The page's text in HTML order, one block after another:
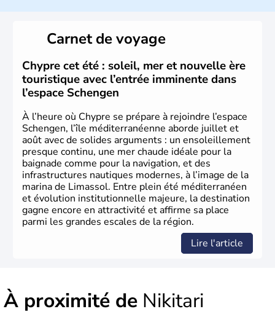
La superficie totale de l'île dépasse les 9000 km2.
Carnet de voyage
Chypre cet été : soleil, mer et nouvelle ère
touristique avec l’entrée imminente dans
l’espace Schengen
À l’heure où Chypre se prépare à rejoindre l’espace
Schengen, l’île méditerranéenne aborde juillet et
août avec de solides arguments : un ensoleillement
presque continu, une mer chaude idéale pour la
baignade comme pour la navigation, et des
infrastructures nautiques modernes, à l’image de la
marina de Limassol. Entre plein été méditerranéen
et évolution institutionnelle majeure, la destination
gagne encore en attractivité et affirme sa place
parmi les grandes escales de la région.
Lire l'article
À proximité de Nikitari